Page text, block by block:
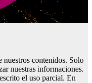
nuestros contenidos. Solo
nuestras informaciones.
el uso parcial. En